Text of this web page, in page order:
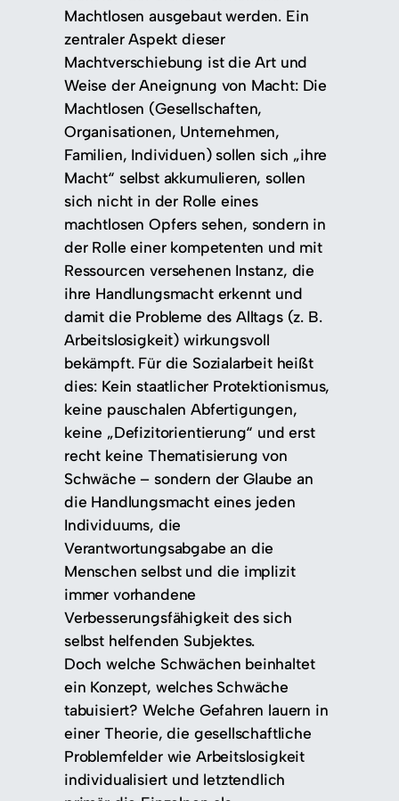
Machtlosen ausgebaut werden. Ein
zentraler Aspekt dieser
Machtverschiebung ist die Art und
Weise der Aneignung von Macht: Die
Machtlosen (Gesellschaften,
Organisationen, Unternehmen,
Familien, Individuen) sollen sich „ihre
Macht“ selbst akkumulieren, sollen
sich nicht in der Rolle eines
machtlosen Opfers sehen, sondern in
der Rolle einer kompetenten und mit
Ressourcen versehenen Instanz, die
ihre Handlungsmacht erkennt und
damit die Probleme des Alltags (z. B.
Arbeitslosigkeit) wirkungsvoll
bekämpft. Für die Sozialarbeit heißt
dies: Kein staatlicher Protektionismus,
keine pauschalen Abfertigungen,
keine „Defizitorientierung“ und erst
recht keine Thematisierung von
Schwäche – sondern der Glaube an
die Handlungsmacht eines jeden
Individuums, die
Verantwortungsabgabe an die
Menschen selbst und die implizit
immer vorhandene
Verbesserungsfähigkeit des sich
selbst helfenden Subjektes.
Doch welche Schwächen beinhaltet
ein Konzept, welches Schwäche
tabuisiert? Welche Gefahren lauern in
einer Theorie, die gesellschaftliche
Problemfelder wie Arbeitslosigkeit
individualisiert und letztendlich